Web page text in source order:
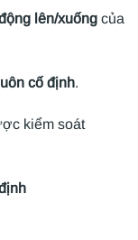
lên/xuốngcủa
cố định.
kiểm soát